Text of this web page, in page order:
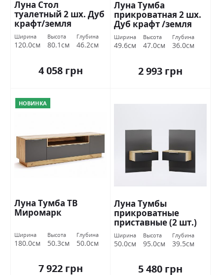
Луна Стол
туалетный 2 шх. Дуб
крафт/земля
Миромарк
Ширина
120.0см
Высота
80.1см
Глубина
46.2см
4 058 грн
Луна Тумба
прикроватная 2 шх.
Дуб крафт /земля
Миромарк
Ширина
49.6см
Высота
47.0см
Глубина
36.0см
2 993 грн
НОВИНКА
Луна Тумба ТВ
Миромарк
Ширина
180.0см
Высота
50.3см
Глубина
50.0см
7 922 грн
Луна Тумбы
прикроватные
приставные (2 шт.)
Дуб крафт / земля
Миромарк
Ширина
50.0см
Высота
95.0см
Глубина
39.5см
5 480 грн